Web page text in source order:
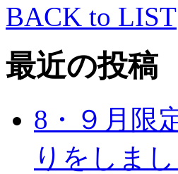
BACK to LIST
最近の投稿
8・９月限
りをしまし